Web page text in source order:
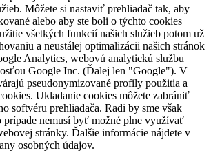
Môžete si nastaviť prehliadač tak, aby
alebo aby ste boli o týchto cookies
všetkých funkcií našich služieb potom už
a neustálej optimalizácii našich stránok
Analytics, webovú analytickú službu
Google Inc. (Ďalej len "Google"). V
pseudonymizované profily použitia a
Ukladanie cookies môžete zabrániť
softvéru prehliadača. Radi by sme však
prípade nemusí byť možné plne využívať
stránky. Ďalšie informácie nájdete v
osobných údajov.